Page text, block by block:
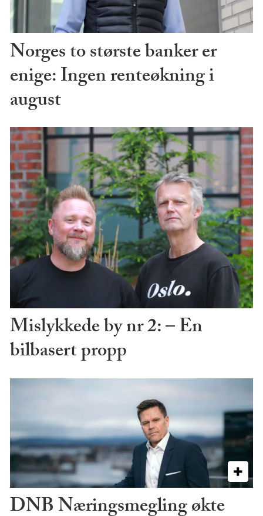
Norges to største banker er
enige: Ingen renteøkning i
august
Mislykkede by nr 2: – En
bilbasert propp
DNB Næringsmegling økte